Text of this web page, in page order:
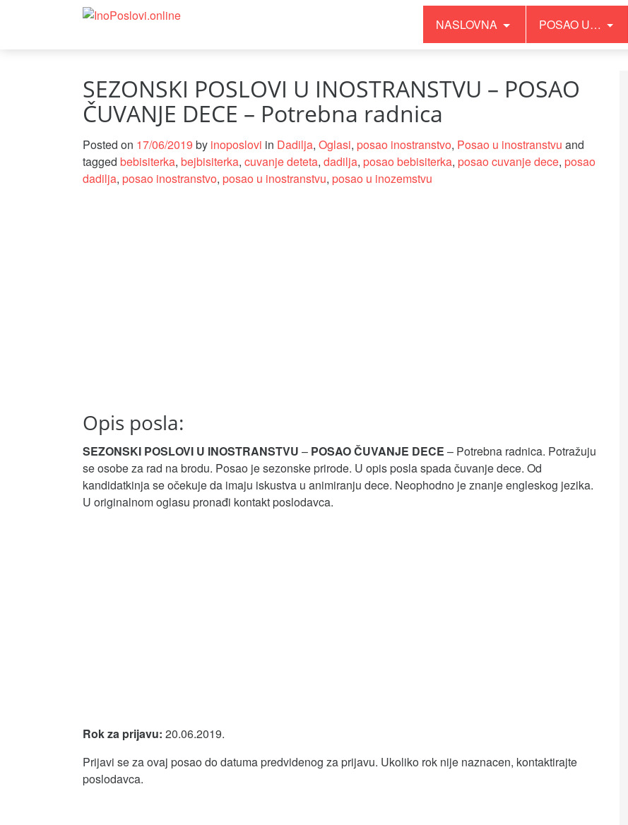
NASLOVNA POSAO U…
SEZONSKI POSLOVI U INOSTRANSTVU – POSAO
ČUVANJE DECE – Potrebna radnica
Posted on 17/06/2019 by inoposlovi in Dadilja, Oglasi, posao inostranstvo, Posao u inostranstvu and
tagged bebisiterka, bejbisiterka, cuvanje deteta, dadilja, posao bebisiterka, posao cuvanje dece, posao
dadilja, posao inostranstvo, posao u inostranstvu, posao u inozemstvu
Opis posla:
SEZONSKI POSLOVI U INOSTRANSTVU – POSAO ČUVANJE DECE – Potrebna radnica. Potražuju
se osobe za rad na brodu. Posao je sezonske prirode. U opis posla spada čuvanje dece. Od
kandidatkinja se očekuje da imaju iskustva u animiranju dece. Neophodno je znanje engleskog jezika.
U originalnom oglasu pronađi kontakt poslodavca.
Rok za prijavu: 20.06.2019.
Prijavi se za ovaj posao do datuma predvidenog za prijavu. Ukoliko rok nije naznacen, kontaktirajte
poslodavca.